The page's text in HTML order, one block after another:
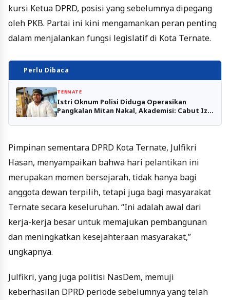
kursi Ketua DPRD, posisi yang sebelumnya dipegang
oleh PKB. Partai ini kini mengamankan peran penting
dalam menjalankan fungsi legislatif di Kota Ternate.
Perlu Dibaca
TERNATE
Istri Oknum Polisi Diduga Operasikan
Pangkalan Mitan Nakal, Akademisi: Cabut Izin
Pimpinan sementara DPRD Kota Ternate, Julfikri
Hasan, menyampaikan bahwa hari pelantikan ini
merupakan momen bersejarah, tidak hanya bagi
anggota dewan terpilih, tetapi juga bagi masyarakat
Ternate secara keseluruhan. “Ini adalah awal dari
kerja-kerja besar untuk memajukan pembangunan
dan meningkatkan kesejahteraan masyarakat,”
ungkapnya.
Julfikri, yang juga politisi NasDem, memuji
keberhasilan DPRD periode sebelumnya yang telah